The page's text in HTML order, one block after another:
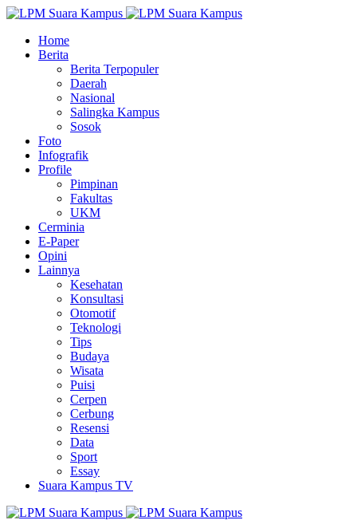
Home
Berita
Berita Terpopuler
Daerah
Nasional
Salingka Kampus
Sosok
Foto
Infografik
Profile
Pimpinan
Fakultas
UKM
Cerminia
E-Paper
Opini
Lainnya
Kesehatan
Konsultasi
Otomotif
Teknologi
Tips
Budaya
Wisata
Puisi
Cerpen
Cerbung
Resensi
Data
Sport
Essay
Suara Kampus TV